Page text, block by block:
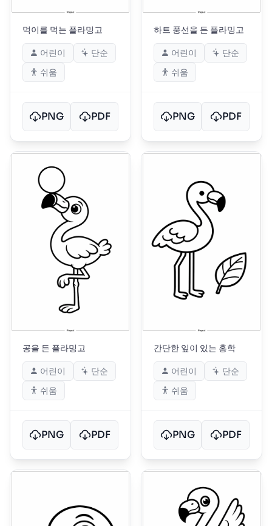
먹이를 먹는 플라밍고
어린이
단순
쉬움
PNG PDF
하트 풍선을 든 플라밍고
어린이
단순
쉬움
PNG PDF
공을 든 플라밍고
어린이
단순
쉬움
PNG PDF
간단한 잎이 있는 홍학
어린이
단순
쉬움
PNG PDF